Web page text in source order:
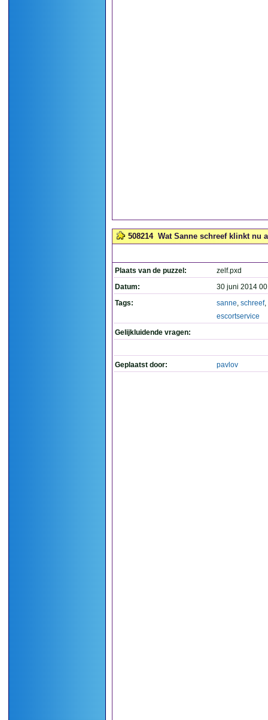
508214 Wat Sanne schreef klinkt nu
Plaats van de puzzel:
zelf.pxd
Datum:
30 juni 2014
Tags:
sanne, schreef,
escortservice
Gelijkluidende vragen:
Geplaatst door: pavlov